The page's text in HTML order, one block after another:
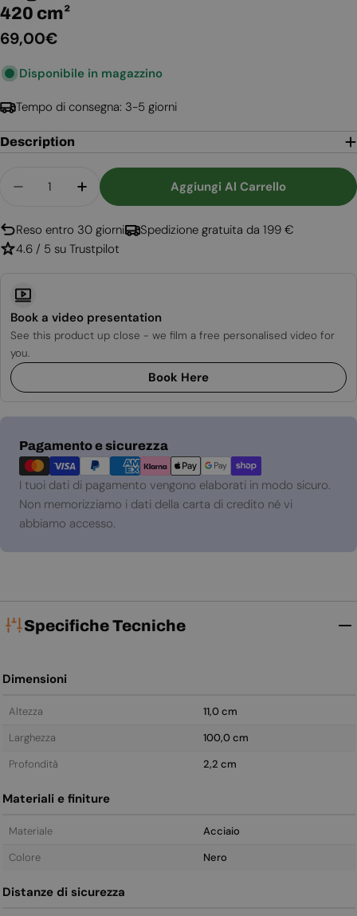
420 cm²
Prezzo
69,00€
Disponibile in magazzino
Tempo di consegna: 3-5 giorni
Description
Diminuisci La Quantità Per Griglia Di
Aumenta La Quantità Per Griglia Di
Aggiungi Al Carrello
Reso entro 30 giorni
Spedizione gratuita da 199 €
4.6 / 5 su Trustpilot
Book a video presentation
See this product up close - we film a free personalised video for
you.
Book Here
Pagamento e sicurezza
Metodi
di
pagamento
I tuoi dati di pagamento vengono elaborati in modo sicuro.
Non memorizziamo i dati della carta di credito né vi
abbiamo accesso.
Specifiche Tecniche
Dimensioni
Altezza
11,0 cm
Larghezza
100,0 cm
Profondità
2,2 cm
Materiali e finiture
Materiale
Acciaio
Colore
Nero
Distanze di sicurezza